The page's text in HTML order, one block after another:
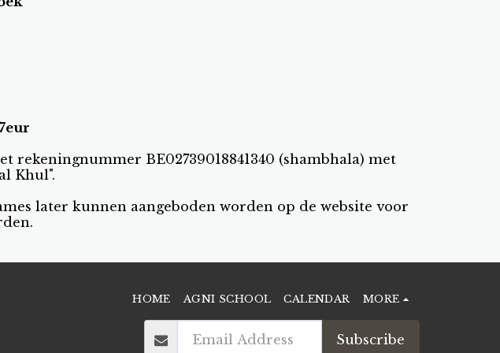
BE02739018841340 (shambhala) met
Khul".
later kunnen aangeboden worden op de website voor
HOME AGNI SCHOOL CALENDAR MORE
Subscribe